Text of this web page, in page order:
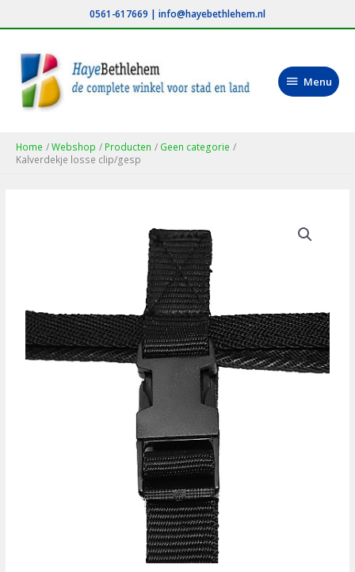
naar
inhoud
0561-617669 | info@hayebethlehem.nl
Menu
Menu
Home Webshop Producten
Geen categorie
Kalverdekje losse clip/gesp